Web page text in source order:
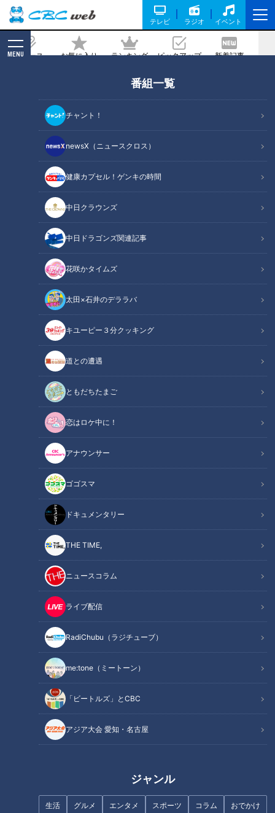
テレビ ラジオ イベント
ニュース お気に入り ランキング ピックアップ 新着記事
MENU
番組一覧
チャント！
newsX（ニュースクロス）
健康カプセル！ゲンキの時間
中日クラウンズ
中日ドラゴンズ関連記事
花咲かタイムズ
太田×石井のデララバ
キユーピー３分クッキング
道との遭遇
ともだちたまご
恋はロケ中に！
アナウンサー
ゴゴスマ
ドキュメンタリー
THE TIME,
ニュースコラム
ライブ配信
RadiChubu（ラジチューブ）
me:tone（ミートーン）
「ビートルズ」とCBC
アジア大会 愛知・名古屋
ジャンル
生活 グルメ エンタメ スポーツ コラム おでかけ
ない影の名捕手・小田幸平「誰がぶーち
ゃんやねん！名前あるわっ！」
2021/07/01 13:00
CBCテレビ野球中継「燃えよドラゴンズ」(C)燃えドラch
中日ドラゴンズ
燃えドラch
CBCテレビ野球中継「燃えよドラゴンズ」燃えドラch
川上・吉見のWエース対談 小田幸平前編
中日ドラゴンズの川上憲伸さん、吉見一起さんのWエース対
今回は影の名捕手（！？）としてドラゴンズ黄金期を支えた小
田幸平さんを取り上げる！ヒーローインタビューでの絶妙なる
トークが見ものだった小田さん。憲伸さんから、“話すネタあ
る？”なんていじられながら、早速スタートします！
みんな大好き！キャッチャー小田幸平
いつもマウンド上は漫才！？
憲伸セルフルールも通用しない“小田サイン”
誰がぶーちゃんやねん！名前あるわ！
オススメ関連コンテンツ
みんな大好き！キャッチャー小田幸平